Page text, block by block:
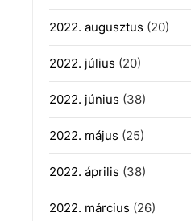
2022. augusztus (20)
2022. július (20)
2022. június (38)
2022. május (25)
2022. április (38)
2022. március (26)